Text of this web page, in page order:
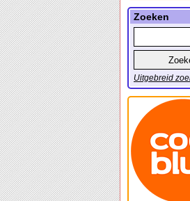
Zoeken
Uitgebreid